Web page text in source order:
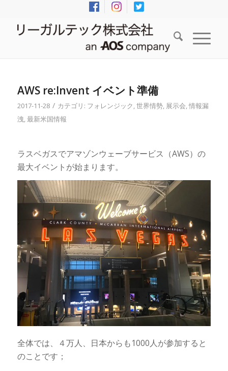
AWS re:Invent イベント準備
2017-11-28 / カテゴリ: フォレンジック,世界情勢, 展示会,情報漏
洩,最新米国情報
ラスベガスでアマゾンウェーブサービス（AWS）の
最大イベントが始まります。
全体では、４万人、日本からも1000人が参加すると
のことです；